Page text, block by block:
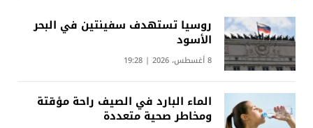
روسيا تستهدف سفينتين في البحر
الأسود
8 أغسطس، 2026 | 19:28
الماء البارد في الصيف راحة مؤقتة
ومخاطر صحية متعددة